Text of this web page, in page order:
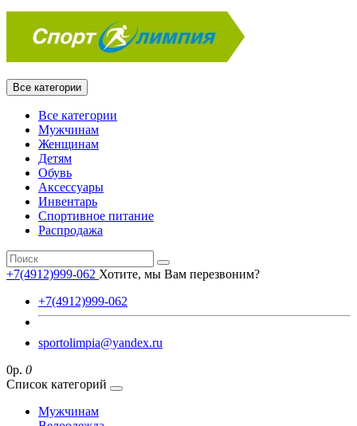
Все категории
Все категории
Мужчинам
Женщинам
Детям
Обувь
Аксессуары
Инвентарь
Спортивное питание
Распродажа
+7(4912)999-062 Хотите, мы Вам перезвоним?
+7(4912)999-062
sportolimpia@yandex.ru
0р. 0
Список категорий
Мужчинам